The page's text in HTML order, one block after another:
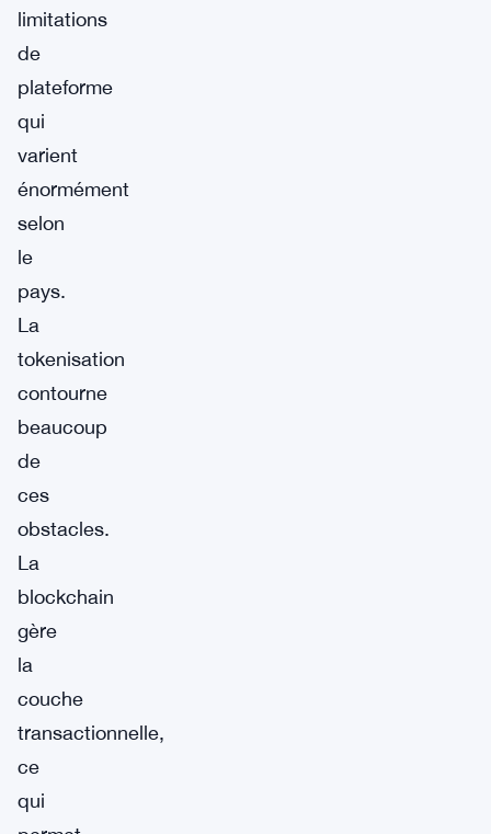
limitations
de
plateforme
qui
varient
énormément
selon
le
pays.
La
tokenisation
contourne
beaucoup
de
ces
obstacles.
La
blockchain
gère
la
couche
transactionnelle,
ce
qui